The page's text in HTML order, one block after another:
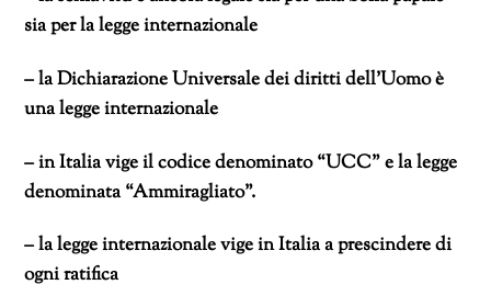
sia per la legge internazionale
– la Dichiarazione Universale dei diritti dell’Uomo è
una legge internazionale
– in Italia vige il codice denominato “UCC” e la legge
denominata “Ammiragliato”.
– la legge internazionale vige in Italia a prescindere di
ogni ratifica